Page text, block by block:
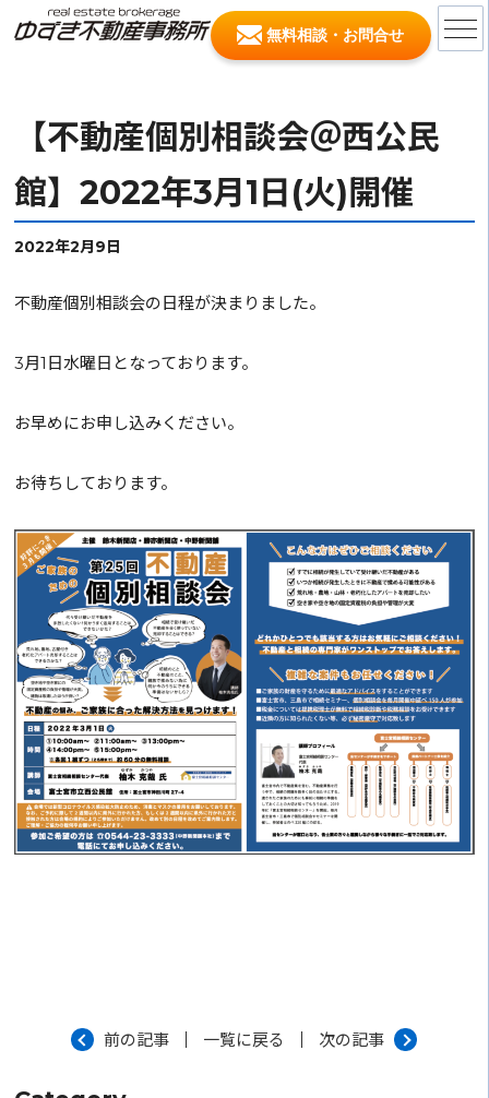
無料相談・お問合せ
【不動産個別相談会＠西公民
館】2022年3月1日(火)開催
2022年2月9日
不動産個別相談会の日程が決まりました。
3月1日水曜日となっております。
お早めにお申し込みください。
お待ちしております。
前の記事 一覧に戻る 次の記事